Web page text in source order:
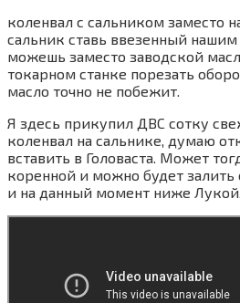
коленвал с сальником заместо
сальник ставь ввезенный
можешь заместо заводской
токарном станке порезать
масло точно не побежит.
Я здесь прикупил ДВС сотку
коленвал на сальнике, думаю
вставить в Головаста. Может
коренной и можно будет залить
и на данный момент ниже